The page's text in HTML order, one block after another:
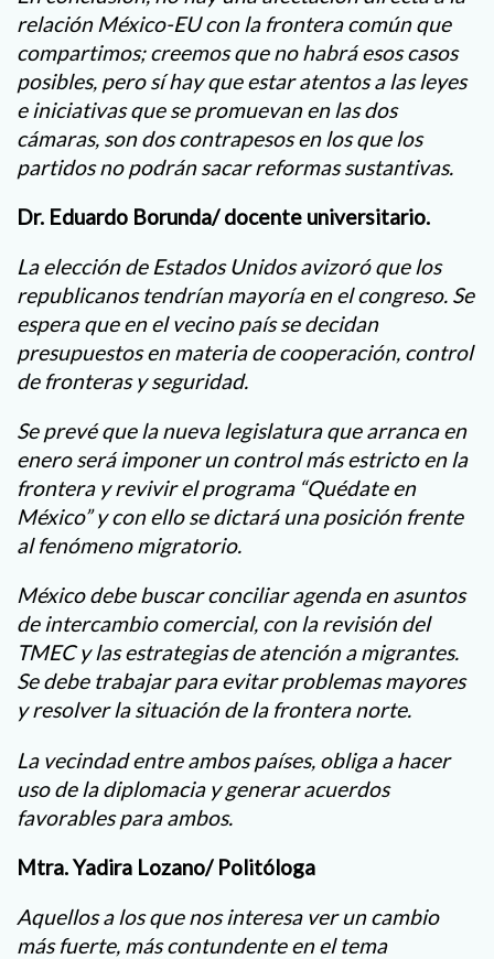
relación México-EU con la frontera común que
compartimos; creemos que no habrá esos casos
posibles, pero sí hay que estar atentos a las leyes
e iniciativas que se promuevan en las dos
cámaras, son dos contrapesos en los que los
partidos no podrán sacar reformas sustantivas.
Dr. Eduardo Borunda/ docente universitario.
La elección de Estados Unidos avizoró que los
republicanos tendrían mayoría en el congreso. Se
espera que en el vecino país se decidan
presupuestos en materia de cooperación, control
de fronteras y seguridad.
Se prevé que la nueva legislatura que arranca en
enero será imponer un control más estricto en la
frontera y revivir el programa “Quédate en
México” y con ello se dictará una posición frente
al fenómeno migratorio.
México debe buscar conciliar agenda en asuntos
de intercambio comercial, con la revisión del
TMEC y las estrategias de atención a migrantes.
Se debe trabajar para evitar problemas mayores
y resolver la situación de la frontera norte.
La vecindad entre ambos países, obliga a hacer
uso de la diplomacia y generar acuerdos
favorables para ambos.
Mtra. Yadira Lozano/ Politóloga
Aquellos a los que nos interesa ver un cambio
más fuerte, más contundente en el tema